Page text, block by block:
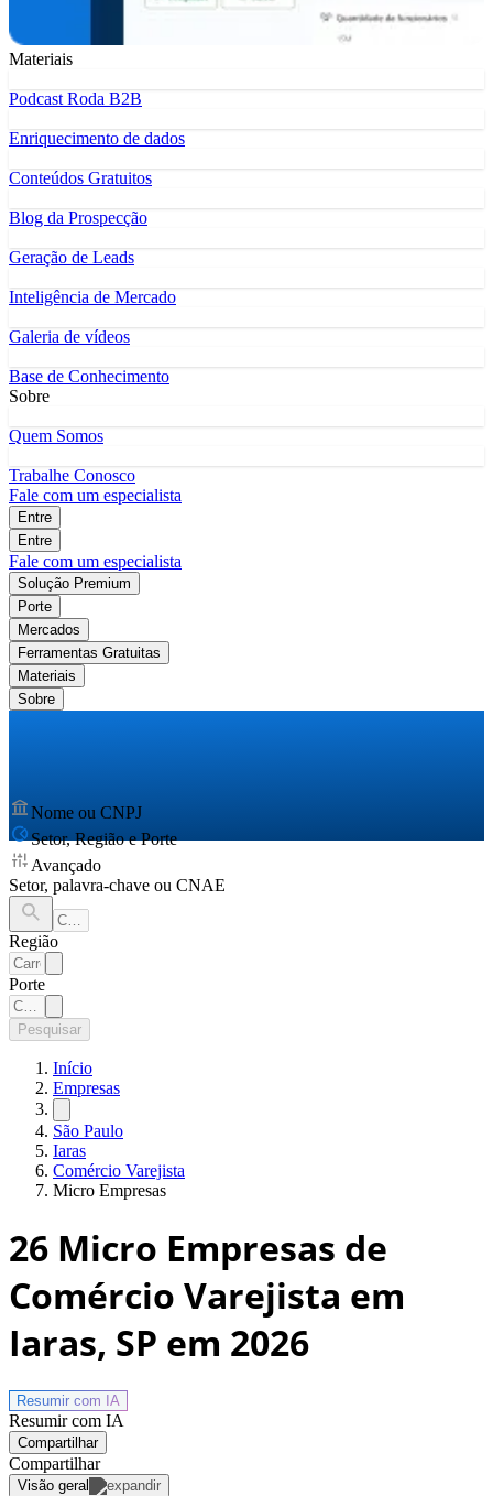
Materiais
Podcast Roda B2B
Enriquecimento de dados
Conteúdos Gratuitos
Blog da Prospecção
Geração de Leads
Inteligência de Mercado
Galeria de vídeos
Base de Conhecimento
Sobre
Quem Somos
Trabalhe Conosco
Fale com um especialista
Entre
Entre
Fale com um especialista
Solução Premium
Porte
Mercados
Ferramentas Gratuitas
Materiais
Sobre
Nome ou CNPJ
Setor, Região e Porte
Avançado
Setor, palavra-chave ou CNAE
Região
Porte
Pesquisar
Início
Empresas
São Paulo
Iaras
Comércio Varejista
Micro Empresas
26 Micro Empresas de
Comércio Varejista em
Iaras, SP em 2026
Resumir com IA
Resumir com IA
Compartilhar
Compartilhar
Visão geral